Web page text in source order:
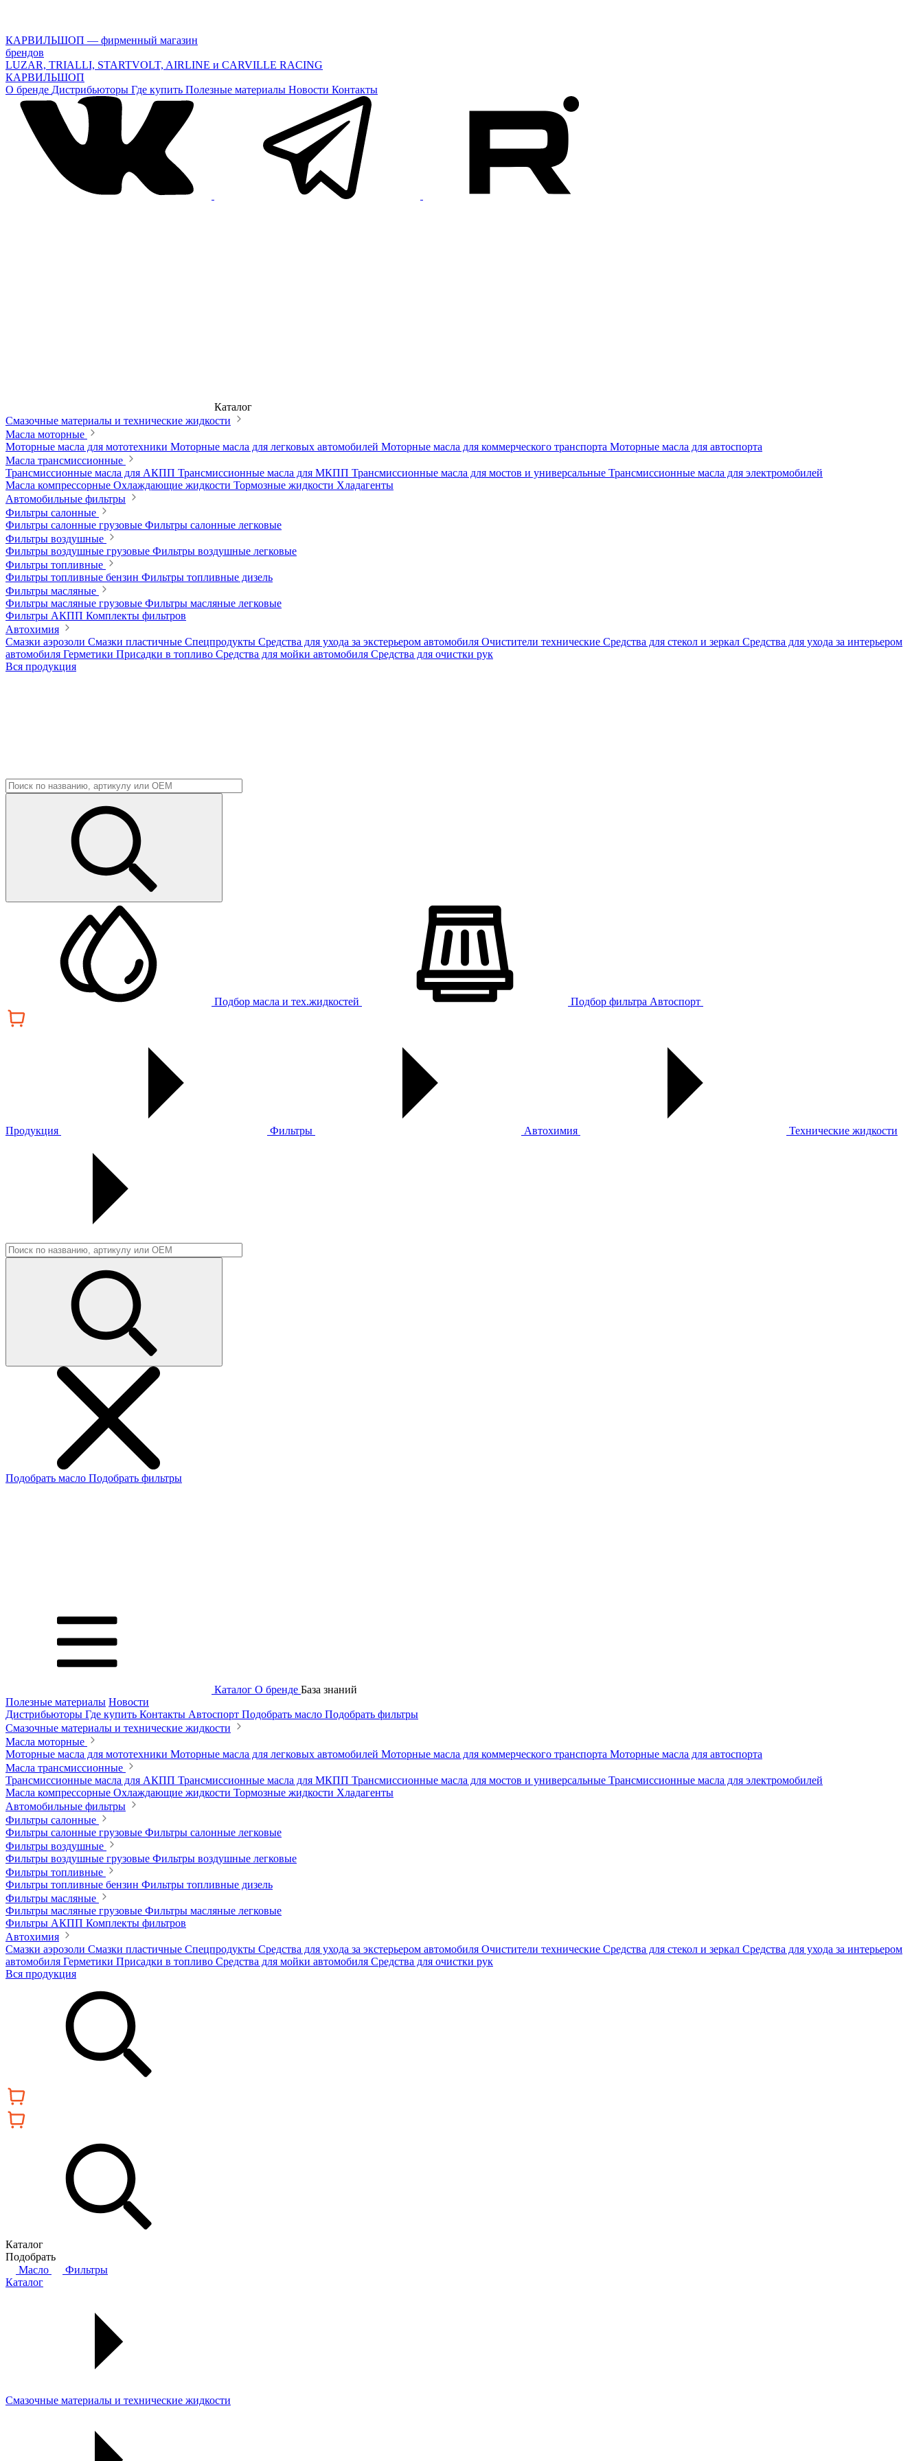
КАРВИЛЬШОП — фирменный магазин
брендов
LUZAR, TRIALLI, STARTVOLT, AIRLINE и CARVILLE RACING
КАРВИЛЬШОП
О бренде Дистрибьюторы Где купить Полезные материалы Новости Контакты
Каталог
Смазочные материалы и технические жидкости
Масла моторные
Моторные масла для мототехники Моторные масла для легковых автомобилей Моторные масла для коммерческого транспорта Моторные масла для автоспорта
Масла трансмиссионные
Трансмиссионные масла для АКПП Трансмиссионные масла для МКПП Трансмиссионные масла для мостов и универсальные Трансмиссионные масла для электромобилей
Масла компрессорные Охлаждающие жидкости Тормозные жидкости Хладагенты
Автомобильные фильтры
Фильтры салонные
Фильтры салонные грузовые Фильтры салонные легковые
Фильтры воздушные
Фильтры воздушные грузовые Фильтры воздушные легковые
Фильтры топливные
Фильтры топливные бензин Фильтры топливные дизель
Фильтры масляные
Фильтры масляные грузовые Фильтры масляные легковые
Фильтры АКПП Комплекты фильтров
Автохимия
Смазки аэрозоли Смазки пластичные Спецпродукты Средства для ухода за экстерьером автомобиля Очистители технические Средства для стекол и зеркал Средства для ухода за интерьером
автомобиля Герметики Присадки в топливо Средства для мойки автомобиля Средства для очистки рук
Вся продукция
Подбор масла и тех.жидкостей Подбор фильтра Автоспорт
Продукция Фильтры Автохимия Технические жидкости
Подобрать масло Подобрать фильтры
Каталог О бренде База знаний
Полезные материалы Новости
Дистрибьюторы Где купить Контакты Автоспорт Подобрать масло Подобрать фильтры
Смазочные материалы и технические жидкости
Масла моторные
Моторные масла для мототехники Моторные масла для легковых автомобилей Моторные масла для коммерческого транспорта Моторные масла для автоспорта
Масла трансмиссионные
Трансмиссионные масла для АКПП Трансмиссионные масла для МКПП Трансмиссионные масла для мостов и универсальные Трансмиссионные масла для электромобилей
Масла компрессорные Охлаждающие жидкости Тормозные жидкости Хладагенты
Автомобильные фильтры
Фильтры салонные
Фильтры салонные грузовые Фильтры салонные легковые
Фильтры воздушные
Фильтры воздушные грузовые Фильтры воздушные легковые
Фильтры топливные
Фильтры топливные бензин Фильтры топливные дизель
Фильтры масляные
Фильтры масляные грузовые Фильтры масляные легковые
Фильтры АКПП Комплекты фильтров
Автохимия
Смазки аэрозоли Смазки пластичные Спецпродукты Средства для ухода за экстерьером автомобиля Очистители технические Средства для стекол и зеркал Средства для ухода за интерьером
автомобиля Герметики Присадки в топливо Средства для мойки автомобиля Средства для очистки рук
Вся продукция
Каталог
Подобрать
Масло
Фильтры
Каталог
Смазочные материалы и технические жидкости